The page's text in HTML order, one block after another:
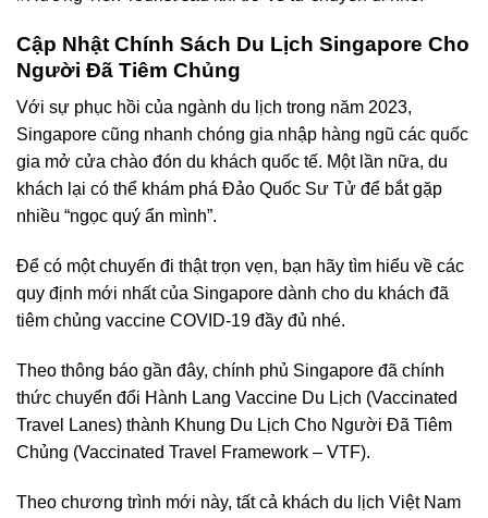
Cập Nhật Chính Sách Du Lịch Singapore Cho
Người Đã Tiêm Chủng
Với sự phục hồi của ngành du lịch trong năm 2023,
Singapore cũng nhanh chóng gia nhập hàng ngũ các quốc
gia mở cửa chào đón du khách quốc tế. Một lần nữa, du
khách lại có thể khám phá Đảo Quốc Sư Tử để bắt gặp
nhiều “ngọc quý ẩn mình”.
Để có một chuyến đi thật trọn vẹn, bạn hãy tìm hiểu về các
quy định mới nhất của Singapore dành cho du khách đã
tiêm chủng vaccine COVID-19 đầy đủ nhé.
Theo thông báo gần đây, chính phủ Singapore đã chính
thức chuyển đổi Hành Lang Vaccine Du Lịch (Vaccinated
Travel Lanes) thành Khung Du Lịch Cho Người Đã Tiêm
Chủng (Vaccinated Travel Framework – VTF).
Theo chương trình mới này, tất cả khách du lịch Việt Nam